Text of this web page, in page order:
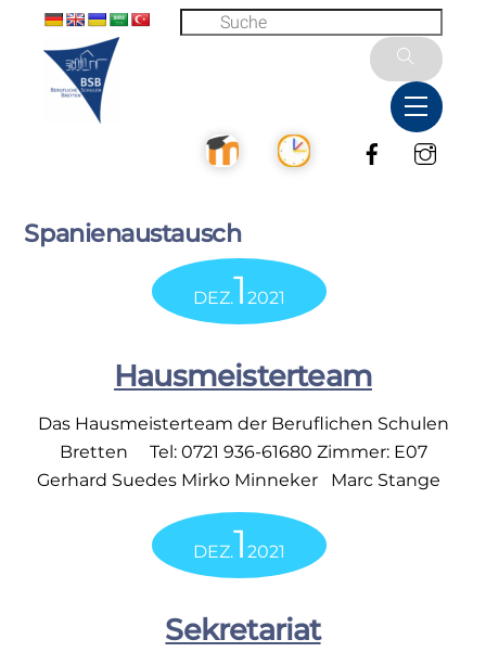
content
Menu
Facebook
Spanienaustausch
DEZ.12021
Hausmeisterteam
Das Hausmeisterteam der Beruflichen Schulen
Bretten Tel: 0721 936-61680 Zimmer: E07
Gerhard Suedes Mirko Minneker Marc Stange
DEZ.12021
Sekretariat